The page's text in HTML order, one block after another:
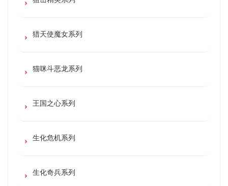
猎天使魔女系列
猫咪斗恶龙系列
王国之心系列
生化危机系列
生化奇兵系列